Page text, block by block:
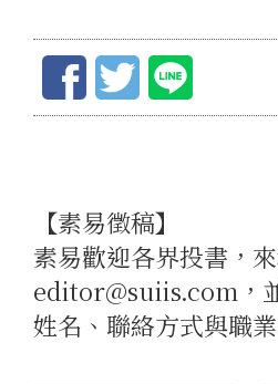
【素易徵稿】
素易歡迎各界投書，
editor@suiis.com，
姓名、聯絡方式與職